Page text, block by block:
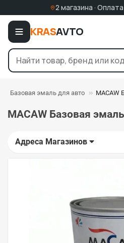
2 магазина ·
KRASAVTO
Базовая эмаль для авто MACAW
MACAW Базовая
Адреса Магазинов